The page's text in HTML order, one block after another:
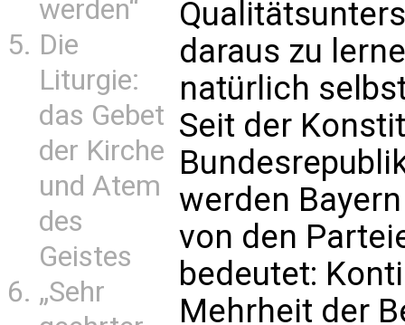
werden“
Die
Liturgie:
das Gebet
der Kirche
und Atem
des
Geistes
„Sehr
daraus zu
natürlich
Seit der
werden
von den
bedeutet:
Mehrheit der